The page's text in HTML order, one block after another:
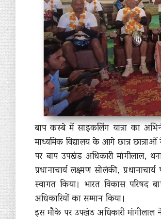
बाप कस्बे में साइकलिंग यात्रा का
माध्यमिक विद्यालय के आगे छात्र
पर बाप उपखंड अधिकारी मांगीलाल,
प्रधानाचार्य लक्ष्मण सोलंकी,
स्वागत किया। भारत विकास
अधिकारियों का सम्मान किया।
इस मौके पर उपखंड अधिकारी